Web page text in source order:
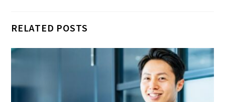
RELATED POSTS